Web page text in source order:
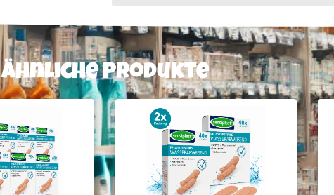
Ähnliche Produkte